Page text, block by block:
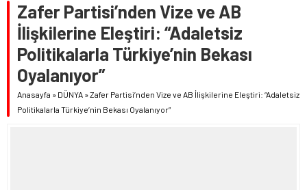
Zafer Partisi’nden Vize ve AB
İlişkilerine Eleştiri: “Adaletsiz
Politikalarla Türkiye’nin Bekası
Oyalanıyor”
Anasayfa » DÜNYA »Zafer Partisi’nden Vize ve AB İlişkilerine Eleştiri: “Adaletsiz
Politikalarla Türkiye’nin Bekası Oyalanıyor”